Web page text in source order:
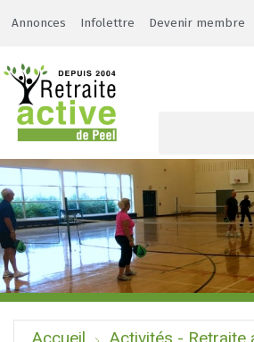
Annonces Infolettre Devenir membre